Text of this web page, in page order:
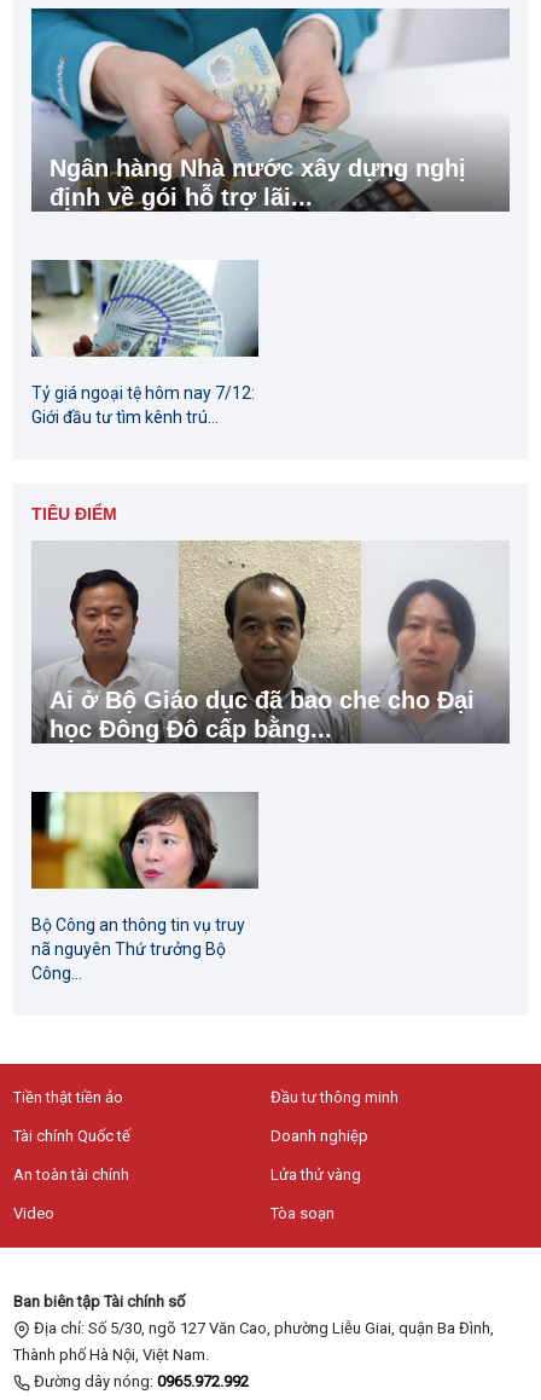
Ngân hàng Nhà nước xây dựng nghị
định về gói hỗ trợ lãi...
Tỷ giá ngoại tệ hôm nay 7/12:
Giới đầu tư tìm kênh trú...
TIÊU ĐIỂM
Ai ở Bộ Giáo dục đã bao che cho Đại
học Đông Đô cấp bằng...
Bộ Công an thông tin vụ truy
nã nguyên Thứ trưởng Bộ
Công...
Tiền thật tiền ảo Đầu tư thông minh
Tài chính Quốc tế Doanh nghiệp
An toàn tài chính Lửa thử vàng
Video Tòa soạn
Ban biên tập Tài chính số
Địa chỉ: Số 5/30, ngõ 127 Văn Cao, phường Liễu Giai, quận Ba Đình,
Thành phố Hà Nội, Việt Nam.
Đường dây nóng:0965.972.992